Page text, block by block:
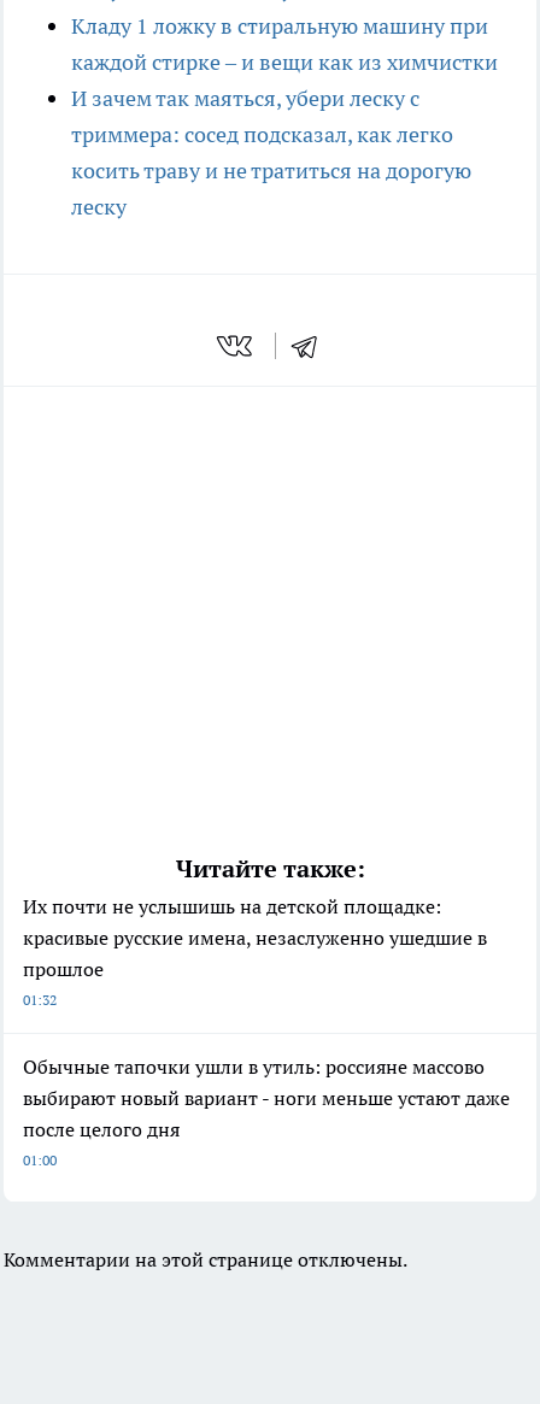
Кладу 1 ложку в стиральную машину при
каждой стирке – и вещи как из химчистки
И зачем так маяться, убери леску с
триммера: сосед подсказал, как легко
косить траву и не тратиться на дорогую
леску
Читайте также:
Их почти не услышишь на детской площадке:
красивые русские имена, незаслуженно ушедшие в
прошлое
01:32
Обычные тапочки ушли в утиль: россияне массово
выбирают новый вариант - ноги меньше устают даже
после целого дня
01:00
Комментарии на этой странице отключены.